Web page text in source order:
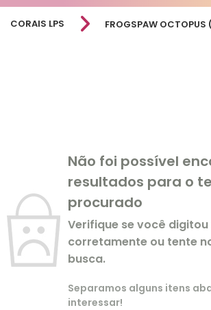
CORAIS LPS FROGSPAW
Não foi possível
resultados para o
procurado
Verifique se você
corretamente ou tente
busca.
Separamos alguns itens
interessar!